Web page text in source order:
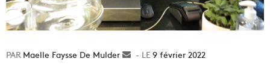
Maelle Faysse De Mulder
Envoyer9 février 2022